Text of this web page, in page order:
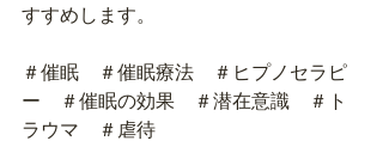
すすめします。
＃催眠　＃催眠療法　＃ヒプノセラピ
ー　＃催眠の効果　＃潜在意識　＃ト
ラウマ　＃虐待